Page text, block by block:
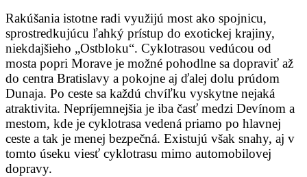
Rakúšania istotne radi využijú most ako spojnicu,
sprostredkujúcu ľahký prístup do exotickej krajiny,
niekdajšieho „Ostbloku“. Cyklotrasou vedúcou od
mosta popri Morave je možné pohodlne sa dopraviť až
do centra Bratislavy a pokojne aj ďalej dolu prúdom
Dunaja. Po ceste sa každú chvíľku vyskytne nejaká
atraktivita. Nepríjemnejšia je iba časť medzi Devínom a
mestom, kde je cyklotrasa vedená priamo po hlavnej
ceste a tak je menej bezpečná. Existujú však snahy, aj v
tomto úseku viesť cyklotrasu mimo automobilovej
dopravy.